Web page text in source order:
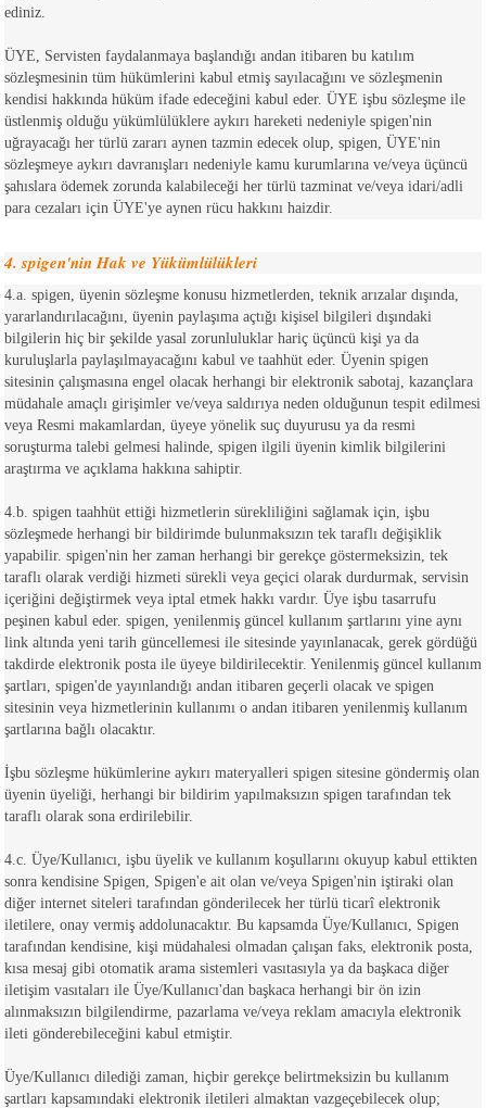
ediniz.
ÜYE, Servisten faydalanmaya başlandığı andan itibaren bu katılım
sözleşmesinin tüm hükümlerini kabul etmiş sayılacağını ve sözleşmenin
kendisi hakkında hüküm ifade edeceğini kabul eder. ÜYE işbu sözleşme ile
üstlenmiş olduğu yükümlülüklere aykırı hareketi nedeniyle spigen'nin
uğrayacağı her türlü zararı aynen tazmin edecek olup, spigen, ÜYE'nin
sözleşmeye aykırı davranışları nedeniyle kamu kurumlarına ve/veya üçüncü
şahıslara ödemek zorunda kalabileceği her türlü tazminat ve/veya idari/adli
para cezaları için ÜYE'ye aynen rücu hakkını haizdir.
4. spigen'nin Hak ve Yükümlülükleri
4.a. spigen, üyenin sözleşme konusu hizmetlerden, teknik arızalar dışında,
yararlandırılacağını, üyenin paylaşıma açtığı kişisel bilgileri dışındaki
bilgilerin hiç bir şekilde yasal zorunluluklar hariç üçüncü kişi ya da
kuruluşlarla paylaşılmayacağını kabul ve taahhüt eder. Üyenin spigen
sitesinin çalışmasına engel olacak herhangi bir elektronik sabotaj, kazançlara
müdahale amaçlı girişimler ve/veya saldırıya neden olduğunun tespit edilmesi
veya Resmi makamlardan, üyeye yönelik suç duyurusu ya da resmi
soruşturma talebi gelmesi halinde, spigen ilgili üyenin kimlik bilgilerini
araştırma ve açıklama hakkına sahiptir.
4.b. spigen taahhüt ettiği hizmetlerin sürekliliğini sağlamak için, işbu
sözleşmede herhangi bir bildirimde bulunmaksızın tek taraflı değişiklik
yapabilir. spigen'nin her zaman herhangi bir gerekçe göstermeksizin, tek
taraflı olarak verdiği hizmeti sürekli veya geçici olarak durdurmak, servisin
içeriğini değiştirmek veya iptal etmek hakkı vardır. Üye işbu tasarrufu
peşinen kabul eder. spigen, yenilenmiş güncel kullanım şartlarını yine aynı
link altında yeni tarih güncellemesi ile sitesinde yayınlanacak, gerek gördüğü
takdirde elektronik posta ile üyeye bildirilecektir. Yenilenmiş güncel kullanım
şartları, spigen'de yayınlandığı andan itibaren geçerli olacak ve spigen
sitesinin veya hizmetlerinin kullanımı o andan itibaren yenilenmiş kullanım
şartlarına bağlı olacaktır.
İşbu sözleşme hükümlerine aykırı materyalleri spigen sitesine göndermiş olan
üyenin üyeliği, herhangi bir bildirim yapılmaksızın spigen tarafından tek
taraflı olarak sona erdirilebilir.
4.c. Üye/Kullanıcı, işbu üyelik ve kullanım koşullarını okuyup kabul ettikten
sonra kendisine Spigen, Spigen'e ait olan ve/veya Spigen'nin iştiraki olan
diğer internet siteleri tarafından gönderilecek her türlü ticarî elektronik
iletilere, onay vermiş addolunacaktır. Bu kapsamda Üye/Kullanıcı, Spigen
tarafından kendisine, kişi müdahalesi olmadan çalışan faks, elektronik posta,
kısa mesaj gibi otomatik arama sistemleri vasıtasıyla ya da başkaca diğer
iletişim vasıtaları ile Üye/Kullanıcı'dan başkaca herhangi bir ön izin
alınmaksızın bilgilendirme, pazarlama ve/veya reklam amacıyla elektronik
ileti gönderebileceğini kabul etmiştir.
Üye/Kullanıcı dilediği zaman, hiçbir gerekçe belirtmeksizin bu kullanım
şartları kapsamındaki elektronik iletileri almaktan vazgeçebilecek olup;